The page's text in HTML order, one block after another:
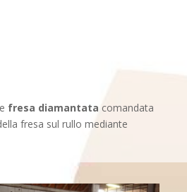
fresa diamantata comandata
fresa sul rullo mediante